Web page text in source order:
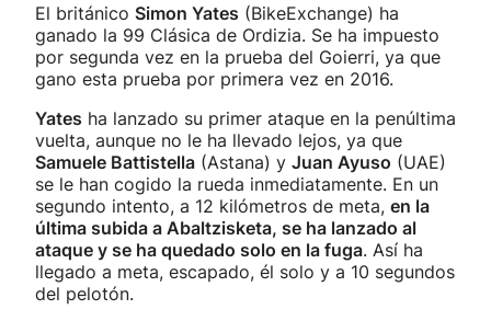
El británico Simon Yates (BikeExchange) ha
ganado la 99 Clásica de Ordizia. Se ha impuesto
por segunda vez en la prueba del Goierri, ya que
gano esta prueba por primera vez en 2016.
Yates ha lanzado su primer ataque en la penúltima
vuelta, aunque no le ha llevado lejos, ya que
Samuele Battistella (Astana) y Juan Ayuso (UAE)
se le han cogido la rueda inmediatamente. En un
segundo intento, a 12 kilómetros de meta, en la
última subida a Abaltzisketa, se ha lanzado al
ataque y se ha quedado solo en la fuga. Así ha
llegado a meta, escapado, él solo y a 10 segundos
del pelotón.